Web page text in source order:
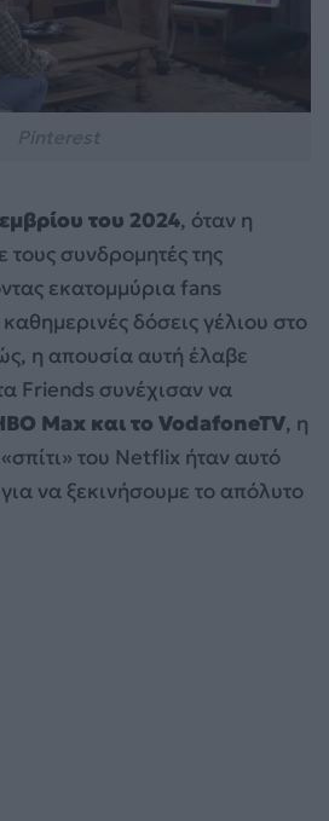
του 2024, όταν η
συνδρομητές της
εκατομμύρια fans
δόσεις γέλιου στο
η απουσία αυτή έλαβε
Friends συνέχισαν να
Max και το VodafoneTV, η
του Netflix ήταν αυτό
να ξεκινήσουμε το απόλυτο